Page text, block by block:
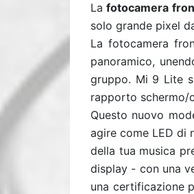
Lafotocamera
solo grande pixel
La fotocamera
panoramico,
gruppo. Mi 9 Lite
rapporto schermo/
Questo nuovo
agire come LED di
della tua musica
display - con una
una certificazione